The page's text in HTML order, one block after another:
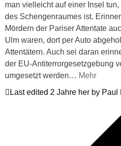
man vielleicht auf einer Insel tun,
des Schengenraumes ist.
Mördern der Pariser Attentate
Ulm waren, dort per Auto
Attentätern. Auch sei daran
der EU-Antiterrorgesetzgebung
umgesetzt werden… Mehr
Last edited 2 Jahre her by